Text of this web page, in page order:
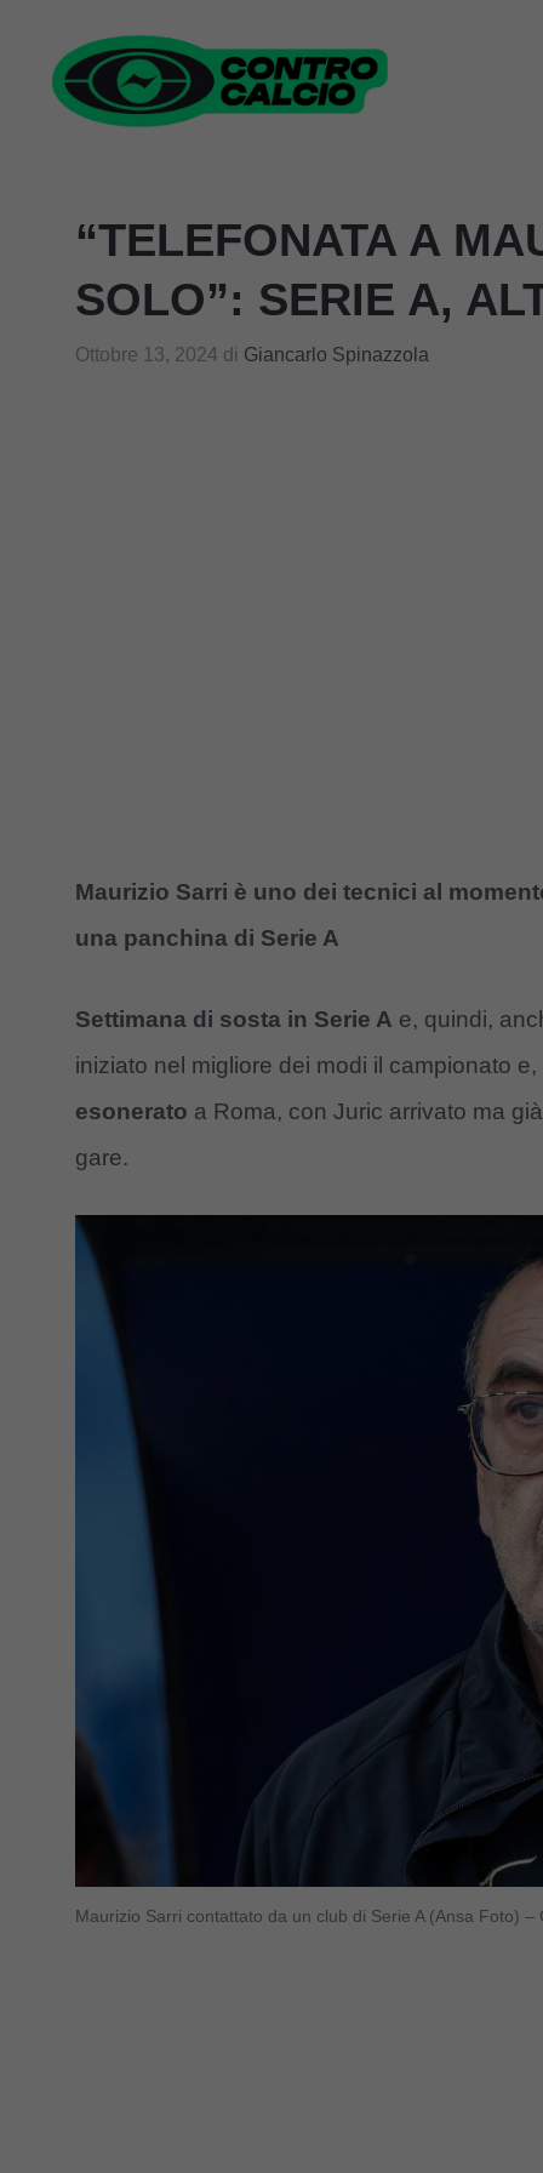
contenuto
“TELEFONATA A
SOLO”: SERIE A,
Ottobre 13, 2024 di Giancarlo Spinazzola
Maurizio Sarri è uno dei tecnici al
una panchina di Serie A
Settimana di sosta in Serie A e, quindi,
iniziato nel migliore dei modi il campionato
esonerato a Roma, con Juric arrivato ma
gare.
Maurizio Sarri contattato da un club di Serie A (Ansa Foto) –